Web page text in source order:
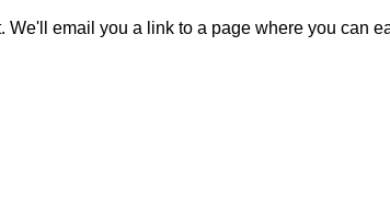
email you a link to a page where you can